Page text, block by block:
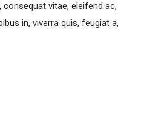
vitae, eleifend ac,
in, viverra quis, feugiat a,